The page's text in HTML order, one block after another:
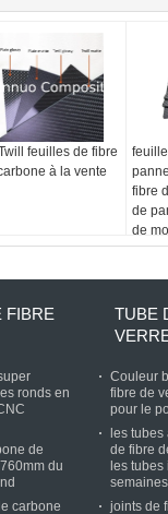
feuilles de fibre
à la vente
fibre
de
de
sur
FIBRE
ronds en
de
du
carbone
TUBE
Couleur
fibre de
pour le
les
de fibre
les
joints de